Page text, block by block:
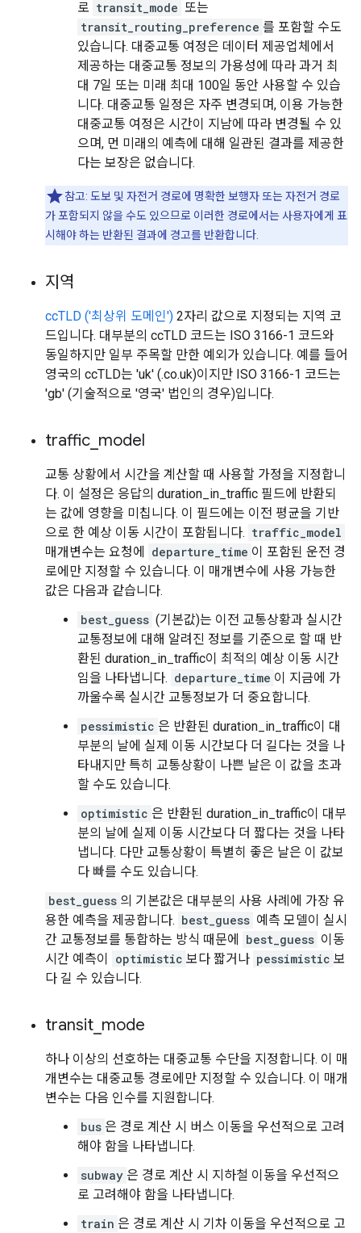
로 transit_mode 또는
transit_routing_preference 를 포함할 수도
있습니다. 대중교통 여정은 데이터 제공업체에서
제공하는 대중교통 정보의 가용성에 따라 과거 최
대 7일 또는 미래 최대 100일 동안 사용할 수 있습
니다. 대중교통 일정은 자주 변경되며, 이용 가능한
대중교통 여정은 시간이 지남에 따라 변경될 수 있
으며, 먼 미래의 예측에 대해 일관된 결과를 제공한
다는 보장은 없습니다.
참고: 도보 및 자전거 경로에 명확한 보행자 또는 자전거 경로
가 포함되지 않을 수도 있으므로 이러한 경로에서는 사용자에게 표
시해야 하는 반환된 결과에 경고를 반환합니다.
지역
ccTLD ('최상위 도메인') 2자리 값으로 지정되는 지역 코
드입니다. 대부분의 ccTLD 코드는 ISO 3166-1 코드와
동일하지만 일부 주목할 만한 예외가 있습니다. 예를 들어
영국의 ccTLD는 'uk' (.co.uk)이지만 ISO 3166-1 코드는
'gb' (기술적으로 '영국' 법인의 경우)입니다.
traffic model
교통 상황에서 시간을 계산할 때 사용할 가정을 지정합니
다. 이 설정은 응답의 duration_in_traffic 필드에 반환되
는 값에 영향을 미칩니다. 이 필드에는 이전 평균을 기반
으로 한 예상 이동 시간이 포함됩니다. traffic_model
매개변수는 요청에
departure_time 이 포함된 운전 경
로에만 지정할 수 있습니다. 이 매개변수에 사용 가능한
값은 다음과 같습니다.
best_guess (기본값)는 이전 교통상황과 실시간
교통정보에 대해 알려진 정보를 기준으로 할 때 반
환된 duration_in_traffic이 최적의 예상 이동 시간
임을 나타냅니다. departure_time 이 지금에 가
까울수록 실시간 교통정보가 더 중요합니다.
pessimistic 은 반환된 duration_in_traffic이 대
부분의 날에 실제 이동 시간보다 더 길다는 것을 나
타내지만 특히 교통상황이 나쁜 날은 이 값을 초과
할 수도 있습니다.
optimistic 은 반환된 duration_in_traffic이 대부
분의 날에 실제 이동 시간보다 더 짧다는 것을 나타
냅니다. 다만 교통상황이 특별히 좋은 날은 이 값보
다 빠를 수도 있습니다.
best_guess 의 기본값은 대부분의 사용 사례에 가장 유
용한 예측을 제공합니다. best_guess 예측 모델이 실시
간 교통정보를 통합하는 방식 때문에
best_guess 이동
시간 예측이
optimistic 보다 짧거나 pessimistic 보
다 길 수 있습니다.
transit mode
하나 이상의 선호하는 대중교통 수단을 지정합니다. 이 매
개변수는 대중교통 경로에만 지정할 수 있습니다. 이 매개
변수는 다음 인수를 지원합니다.
bus 은 경로 계산 시 버스 이동을 우선적으로 고려
해야 함을 나타냅니다.
subway 은 경로 계산 시 지하철 이동을 우선적으
로 고려해야 함을 나타냅니다.
train 은 경로 계산 시 기차 이동을 우선적으로 고